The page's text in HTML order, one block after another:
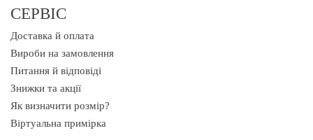
СЕРВІС
Доставка й оплата
Вироби на замовлення
Питання й відповіді
Знижки та акції
Як визначити розмір?
Віртуальна примірка